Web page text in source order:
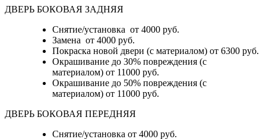
ДВЕРЬ БОКОВАЯ ЗАДНЯЯ
Снятие/установка от 4000 руб.
Замена от 4000 руб.
Покраска новой двери (с материалом) от 6300 руб.
Окрашивание до 30% повреждения (с
материалом) от 11000 руб.
Окрашивание до 50% повреждения (с
материалом) от 11000 руб.
ДВЕРЬ БОКОВАЯ ПЕРЕДНЯЯ
Снятие/установка от 4000 руб.